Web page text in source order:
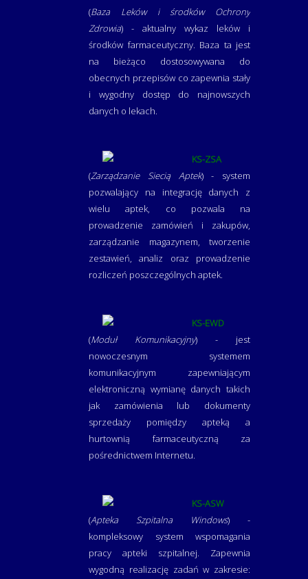
(Baza Leków i środków Ochrony
Zdrowia) - aktualny wykaz leków i
środków farmaceutyczny. Baza ta jest
na bieżąco dostosowywana do
obecnych przepisów co zapewnia stały
i wygodny dostęp do najnowszych
danych o lekach.
KS-ZSA
(Zarządzanie Siecią Aptek) - system
pozwalający na integrację danych z
wielu aptek, co pozwala na
prowadzenie zamówień i zakupów,
zarządzanie magazynem, tworzenie
zestawień, analiz oraz prowadzenie
rozliczeń poszczególnych aptek.
KS-EWD
(Moduł Komunikacyjny) - jest
nowoczesnym systemem
komunikacyjnym zapewniającym
elektroniczną wymianę danych takich
jak zamówienia lub dokumenty
sprzedaży pomiędzy apteką a
hurtownią farmaceutyczną za
pośrednictwem Internetu.
KS-ASW
(Apteka Szpitalna Windows) -
kompleksowy system wspomagania
pracy apteki szpitalnej. Zapewnia
wygodną realizację zadań w zakresie: